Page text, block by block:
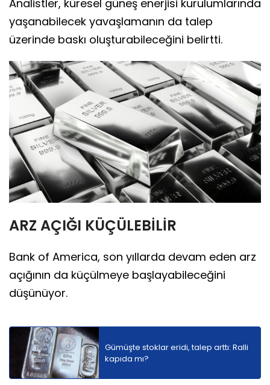
Analistler, küresel güneş enerjisi kurulumlarında
yaşanabilecek yavaşlamanın da talep
üzerinde baskı oluşturabileceğini belirtti.
ARZ AÇIĞI KÜÇÜLEBİLİR
Bank of America, son yıllarda devam eden arz
açığının da küçülmeye başlayabileceğini
düşünüyor.
Gümüşte stoklar eridi, talep arttı: Ralli
kapıda mı?